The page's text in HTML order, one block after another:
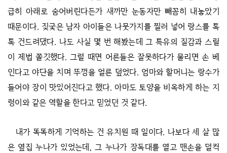
급히 아래로 숨어버린다든가 새까만 눈동자만 빼꼼히 내놓았기
때문이다. 짖궂은 남자 아이들은 나뭇가지를 찔러 넣어 랑스를 톡
톡 건드려댔다. 나도 사실 몇 번 해봤는데 그 특유의 질감과 스릴
이 제법 쫄깃했다. 그럴 때면 어른들은 잘못하다가 물리면 손 베
인다고 야단을 치며 뚜껑을 얼른 덮었다. 엄마와 할머니는 랑수가
들어야 장이 맛있어진다고 했다. 아마도 토양을 비옥하게 하는 지
렁이와 같은 역할을 한다고 믿었던 것 같다.
내가 똑똑하게 기억하는 건 유치원 때 일이다. 나보다 세 살 많
은 옆집 누나가 있었는데, 그 누나가 장독대를 열고 맨손을 덜컥